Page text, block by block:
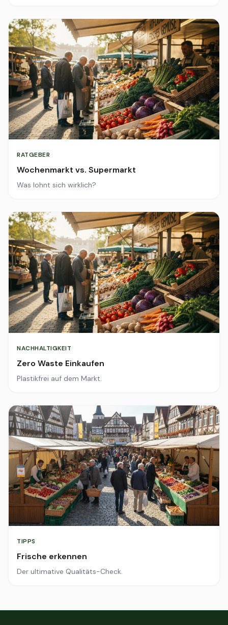
RATGEBER
Wochenmarkt vs. Supermarkt
Was lohnt sich wirklich?
NACHHALTIGKEIT
Zero Waste Einkaufen
Plastikfrei auf dem Markt.
TIPPS
Frische erkennen
Der ultimative Qualitäts-Check.